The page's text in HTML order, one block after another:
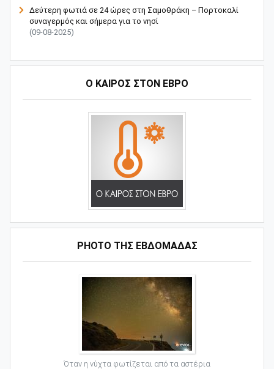
Δεύτερη φωτιά σε 24 ώρες στη Σαμοθράκη – Πορτοκαλί
συναγερμός και σήμερα για το νησί
(09-08-2025)
Ο ΚΑΙΡΟΣ ΣΤΟΝ ΕΒΡΟ
PHOTO ΤΗΣ ΕΒΔΟΜΑΔΑΣ
Όταν η νύχτα φωτίζεται από τα αστέρια